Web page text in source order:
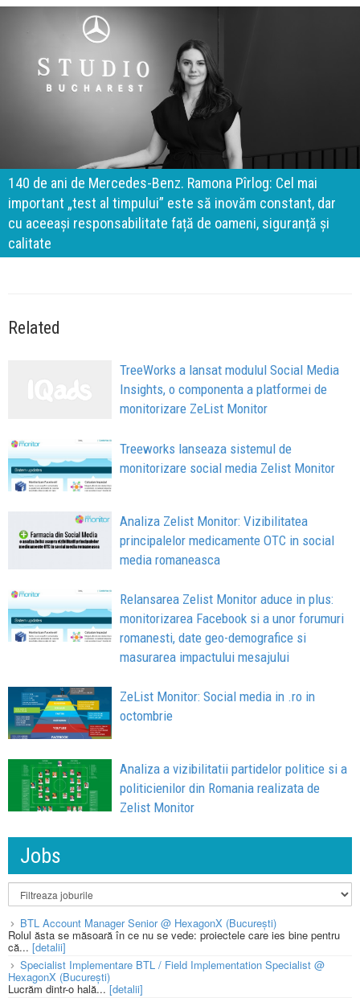
140 de ani de Mercedes-Benz. Ramona Pîrlog: Cel mai
important „test al timpului” este să inovăm constant, dar
cu aceeași responsabilitate față de oameni, siguranță și
calitate
Related
TreeWorks a lansat modulul Social Media
Insights, o componenta a platformei de
monitorizare ZeList Monitor
Treeworks lanseaza sistemul de
monitorizare social media Zelist Monitor
Analiza Zelist Monitor: Vizibilitatea
principalelor medicamente OTC in social
media romaneasca
Relansarea Zelist Monitor aduce in plus:
monitorizarea Facebook si a unor forumuri
romanesti, date geo-demografice si
masurarea impactului mesajului
ZeList Monitor: Social media in .ro in
octombrie
Analiza a vizibilitatii partidelor politice si a
politicienilor din Romania realizata de
Zelist Monitor
Jobs
BTL Account Manager Senior @ HexagonX (București)
Rolul ăsta se măsoară în ce nu se vede: proiectele care ies bine pentru
că... [detalii]
Specialist Implementare BTL / Field Implementation Specialist @
HexagonX (București)
Lucrăm dintr-o hală...[detalii]